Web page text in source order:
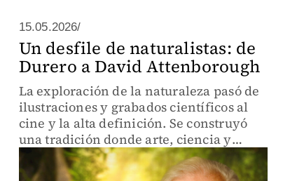
15.05.2026/
Un desfile de naturalistas: de
Durero a David Attenborough
La exploración de la naturaleza pasó de
ilustraciones y grabados científicos al
cine y la alta definición. Se construyó
una tradición donde arte, ciencia y
observación convergen para narrar
animales, paisajes y descubrimientos.